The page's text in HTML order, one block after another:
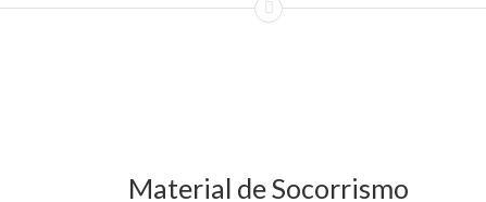
Material de Socorrismo